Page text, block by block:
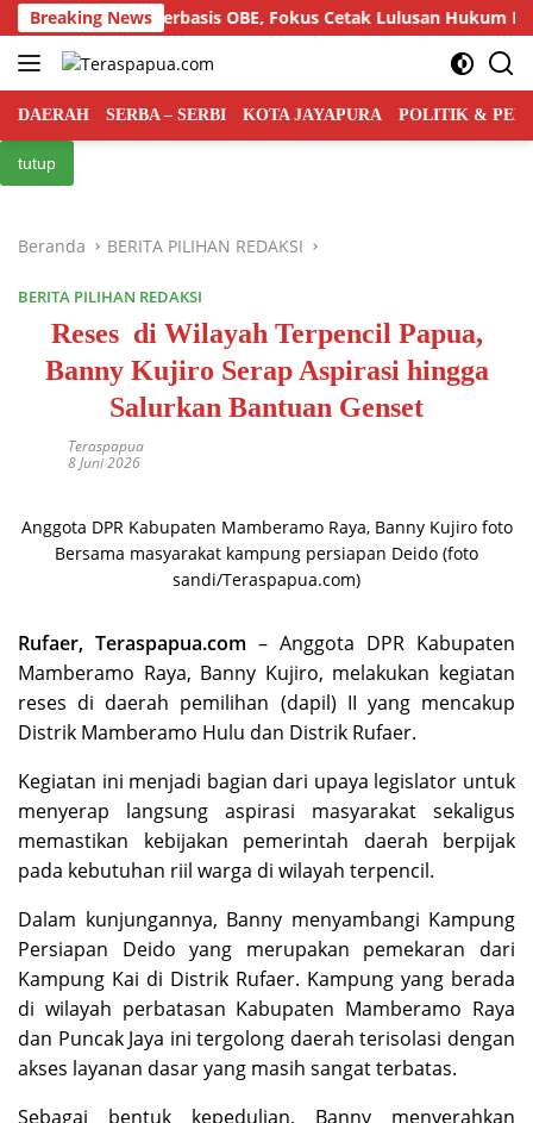
Langsung
ke
konten
Breaking News
Berbasis OBE, Fokus Cetak Lulusan Hukum Berdaya Saing
DAERAH SERBA – SERBI KOTA JAYAPURA POLITIK &
tutup
Beranda BERITA PILIHAN REDAKSI
BERITA PILIHAN REDAKSI
Reses di Wilayah Terpencil Papua,
Banny Kujiro Serap Aspirasi hingga
Salurkan Bantuan Genset
Teraspapua
8 Juni 2026
Anggota DPR Kabupaten Mamberamo Raya, Banny Kujiro foto
Bersama masyarakat kampung persiapan Deido (foto
sandi/Teraspapua.com)
Rufaer, Teraspapua.com – Anggota DPR Kabupaten
Mamberamo Raya, Banny Kujiro, melakukan kegiatan
reses di daerah pemilihan (dapil) II yang mencakup
Distrik Mamberamo Hulu dan Distrik Rufaer.
Kegiatan ini menjadi bagian dari upaya legislator untuk
menyerap langsung aspirasi masyarakat sekaligus
memastikan kebijakan pemerintah daerah berpijak
pada kebutuhan riil warga di wilayah terpencil.
Dalam kunjungannya, Banny menyambangi Kampung
Persiapan Deido yang merupakan pemekaran dari
Kampung Kai di Distrik Rufaer. Kampung yang berada
di wilayah perbatasan Kabupaten Mamberamo Raya
dan Puncak Jaya ini tergolong daerah terisolasi dengan
akses layanan dasar yang masih sangat terbatas.
Sebagai bentuk kepedulian, Banny menyerahkan